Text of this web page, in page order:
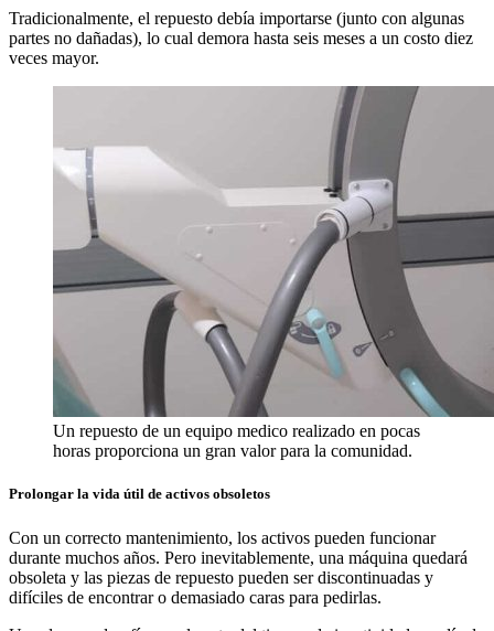
Tradicionalmente, el repuesto debía importarse (junto con algunas
partes no dañadas), lo cual demora hasta seis meses a un costo diez
veces mayor.
Un repuesto de un equipo medico realizado en pocas
horas proporciona un gran valor para la comunidad.
Prolongar la vida útil de activos obsoletos
Con un correcto mantenimiento, los activos pueden funcionar
durante muchos años. Pero inevitablemente, una máquina quedará
obsoleta y las piezas de repuesto pueden ser discontinuadas y
difíciles de encontrar o demasiado caras para pedirlas.